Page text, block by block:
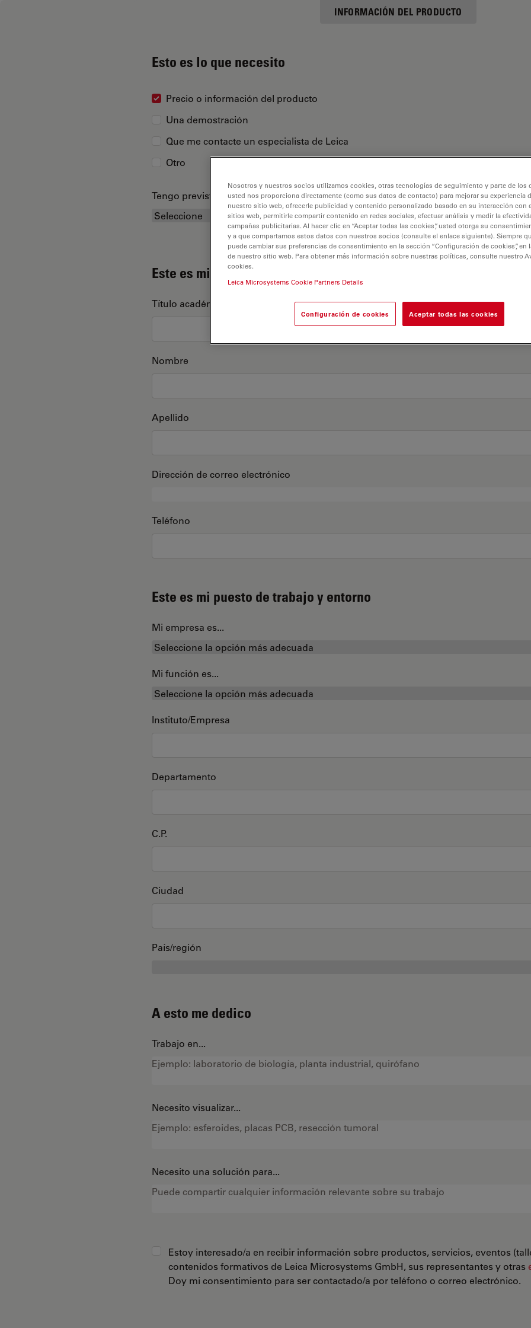
INFORMACIÓN DEL PRODUCTO
Esto es lo que necesito
Precio o información del producto
Una demostración
Que me contacte un especialista de Leica
Otro
Tengo previsto adquirir...
Este es mi perfil
Título académico
Nombre
Apellido
Dirección de correo electrónico
Teléfono
Este es mi puesto de trabajo y entorno
Mi empresa es...
Mi función es...
Instituto/Empresa
Departamento
C.P.
Ciudad
País/región
A esto me dedico
Trabajo en...
Necesito visualizar...
Necesito una solución para...
Estoy interesado/a en recibir información sobre productos, servicios, eventos
contenidos formativos de Leica Microsystems GmbH, sus representantes y otras
Doy mi consentimiento para ser contactado/a por teléfono o correo electrónico.
Nosotros y nuestros socios utilizamos cookies, otras tecnologías de seguimiento y parte de los
usted nos proporciona directamente (como sus datos de contacto) para mejorar su experiencia
nuestro sitio web, ofrecerle publicidad y contenido personalizado basado en su interacción con
sitios web, permitirle compartir contenido en redes sociales, efectuar análisis y medir la
campañas publicitarias. Al hacer clic en “Aceptar todas las cookies”, usted otorga su
y a que compartamos estos datos con nuestros socios (consulte el enlace siguiente). Siempre
puede cambiar sus preferencias de consentimiento en la sección “Configuración de cookies”, en
de nuestro sitio web. Para obtener más información sobre nuestras políticas, consulte nuestro
cookies.
Leica Microsystems Cookie Partners Details
Configuración de cookies Aceptar todas las cookies